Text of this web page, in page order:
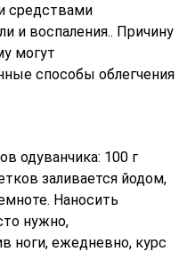
средствами
и воспаления.. Причину
могут
способы облегчения
одуванчика: 100 г
заливается йодом,
Наносить
нужно,
ноги, ежедневно, курс